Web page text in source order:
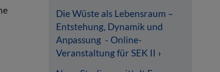
Die Wüste als Lebensraum –
Entstehung, Dynamik und
Anpassung - Online-
Veranstaltung für SEK II